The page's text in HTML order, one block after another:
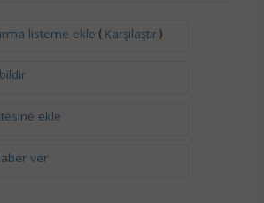
listeme ekle ( Karşılaştır)
ekle
ver